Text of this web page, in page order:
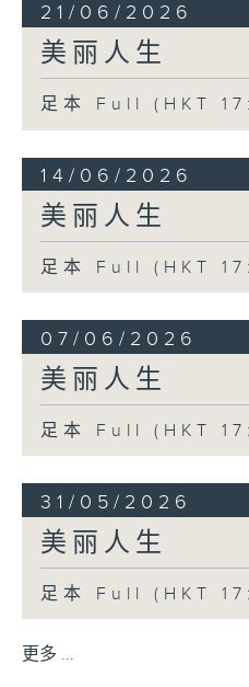
21/06/2026
美丽人生
足本 Full (HKT
14/06/2026
美丽人生
足本 Full (HKT
07/06/2026
美丽人生
足本 Full (HKT
31/05/2026
美丽人生
足本 Full (HKT
更多 ...